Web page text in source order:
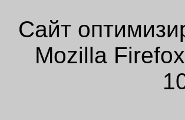
Сайт
Mozilla